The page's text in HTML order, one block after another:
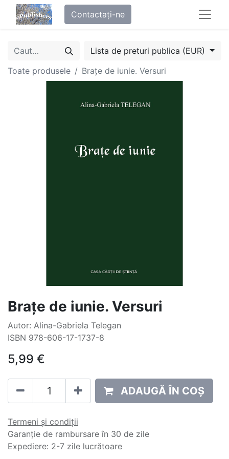
Contactați-ne
Lista de preturi publica (EUR)
Toate produsele
Brațe de iunie. Versuri
Brațe de iunie. Versuri
Autor: Alina-Gabriela Telegan
ISBN 978-606-17-1737-8
5,99 €
ADAUGĂ ÎN COȘ
Termeni și condiții
Garanție de rambursare în 30 de zile
Expediere: 2-7 zile lucrătoare